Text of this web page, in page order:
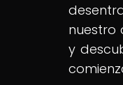
nuestro
y